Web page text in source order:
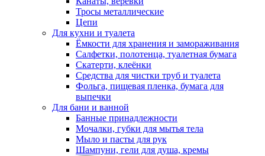
Тросы металлические
Цепи
Для кухни и туалета
Ёмкости для хранения и замораживания
Салфетки, полотенца, туалетная бумага
Скатерти, клеёнки
Средства для чистки труб и туалета
Фольга, пищевая пленка, бумага для
выпечки
Для бани и ванной
Банные принадлежности
Мочалки, губки для мытья тела
Мыло и пасты для рук
Шампуни, гели для душа, кремы